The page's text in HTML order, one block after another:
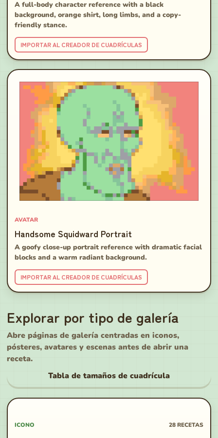
A full-body character reference with a black
background, orange shirt, long limbs, and a copy-
friendly stance.
IMPORTAR AL CREADOR DE CUADRÍCULAS
AVATAR
Handsome Squidward Portrait
A goofy close-up portrait reference with dramatic facial
blocks and a warm radiant background.
IMPORTAR AL CREADOR DE CUADRÍCULAS
Explorar por tipo de galería
Abre páginas de galería centradas en iconos,
pósteres, avatares y escenas antes de abrir una
receta.
Tabla de tamaños de cuadrícula
ICONO 28RECETAS